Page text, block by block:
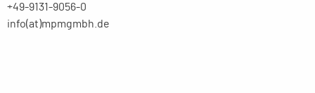
+49-9131-9056-0
info(at)mpmgmbh.de